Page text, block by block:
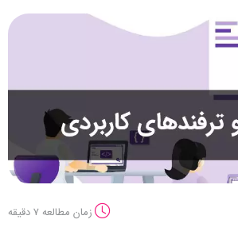
زمان مطالعه 7 دقیقه